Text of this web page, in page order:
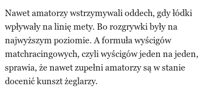
Nawet amatorzy wstrzymywali oddech, gdy łódki
wpływały na linię mety. Bo rozgrywki były na
najwyższym poziomie. A formuła wyścigów
matchracingowych, czyli wyścigów jeden na jeden,
sprawia, że nawet zupełni amatorzy są w stanie
docenić kunszt żeglarzy.